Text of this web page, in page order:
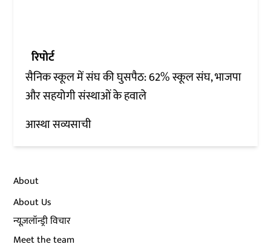
रिपोर्ट
सैनिक स्कूल में संघ की घुसपैठ: 62% स्कूल संघ, भाजपा
और सहयोगी संस्थाओं के हवाले
आस्था सव्यसाची
About
About Us
न्यूज़लॉन्ड्री विचार
Meet the team